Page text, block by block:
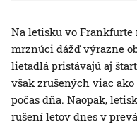
Na letisku vo Frankfurte
mrznúci dážď výrazne
lietadlá pristávajú aj
však zrušených viac
počas dňa. Naopak,
rušení letov dnes v